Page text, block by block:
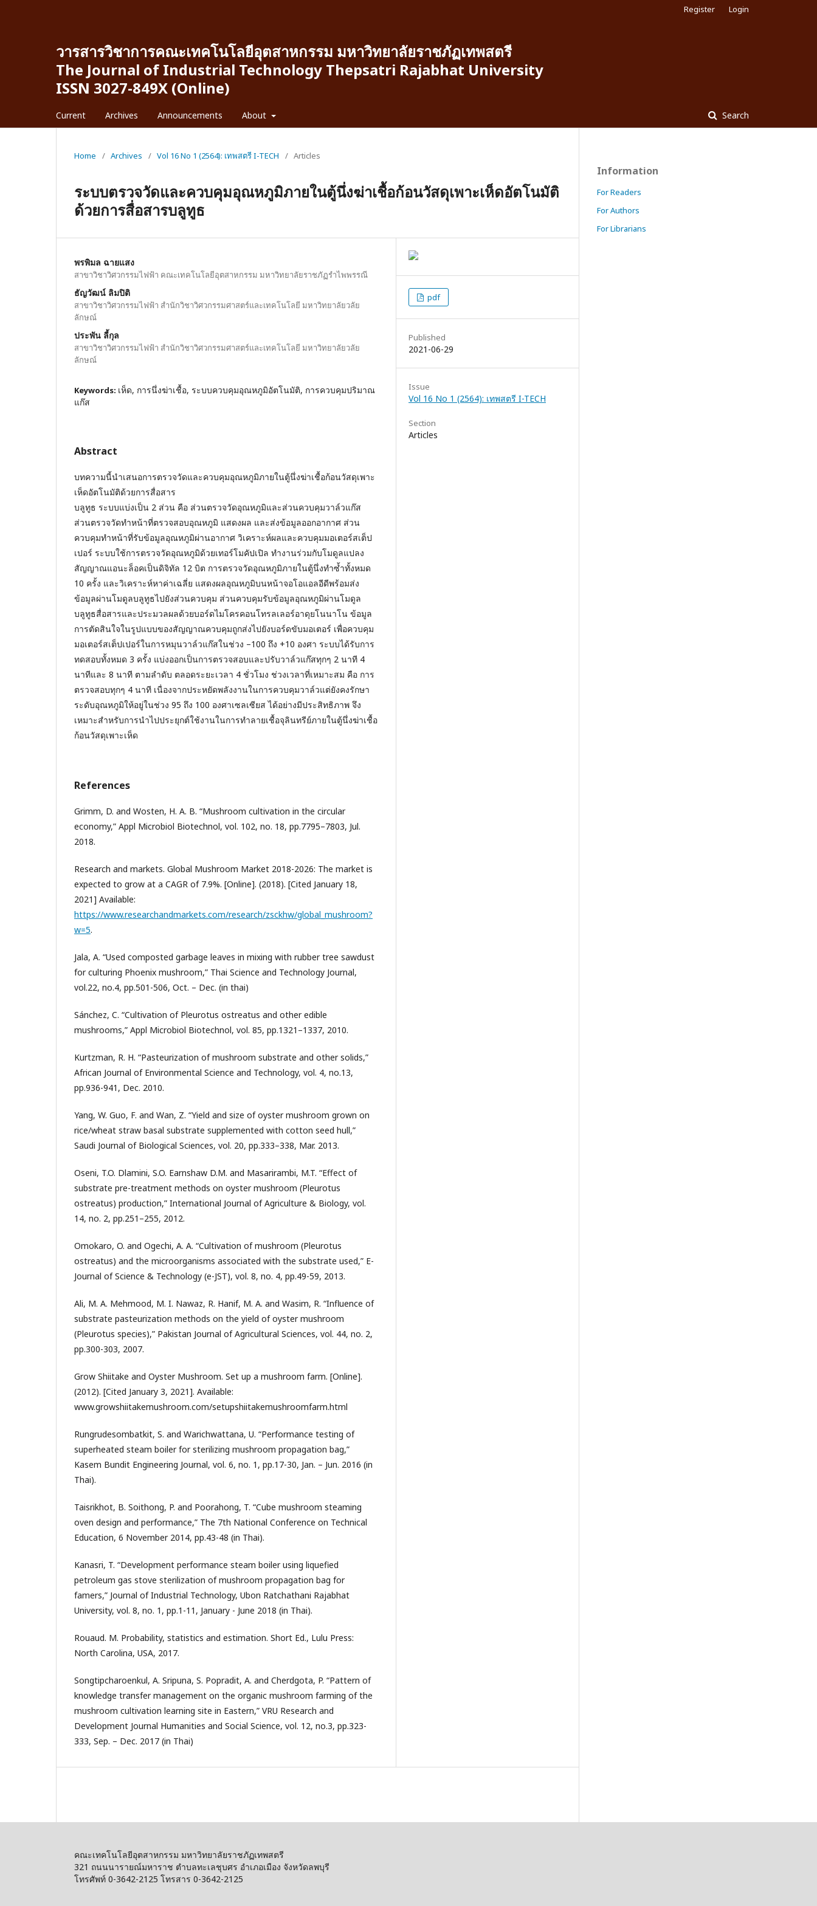
วารสารวิชาการคณะเทคโนโลยีอุตสาหกรรม มหาวิทยาลัยราชภัฏเทพสตรี
The Journal of Industrial Technology Thepsatri Rajabhat University
ISSN 3027-849X (Online)
Current Archives Announcements About Search
Register Login
Home / Archives / Vol 16 No 1 (2564): เทพสตรี I-TECH / Articles
ระบบตรวจวัดและควบคุมอุณหภูมิภายในตู้นึ่งฆ่าเชื้อก้อนวัสดุเพาะเห็ดอัตโนมัติ
ด้วยการสื่อสารบลูทูธ
พรพิมล ฉายแสง
สาขาวิชาวิศวกรรมไฟฟ้า คณะเทคโนโลยีอุตสาหกรรม มหาวิทยาลัยราชภัฏรําไพพรรณี
ธัญวัฒน์ ลิมปิติ
สาขาวิชาวิศวกรรมไฟฟ้า สํานักวิชาวิศวกรรมศาสตร์และเทคโนโลยี มหาวิทยาลัยวลัย
ลักษณ์
ประพัน ลี้กุล
สาขาวิชาวิศวกรรมไฟฟ้า สํานักวิชาวิศวกรรมศาสตร์และเทคโนโลยี มหาวิทยาลัยวลัย
ลักษณ์
Keywords: เห็ด, การนึ่งฆ่าเชื้อ, ระบบควบคุมอุณหภูมิอัตโนมัติ, การควบคุมปริมาณ
แก๊ส
Abstract
บทความนี้นำเสนอการตรวจวัดและควบคุมอุณหภูมิภายในตู้นึ่งฆ่าเชื้อก้อนวัสดุเพาะ
เห็ดอัตโนมัติด้วยการสื่อสาร
บลูทูธ ระบบแบ่งเป็น 2 ส่วน คือ ส่วนตรวจวัดอุณหภูมิและส่วนควบคุมวาล์วแก๊ส
ส่วนตรวจวัดทำหน้าที่ตรวจสอบอุณหภูมิ แสดงผล และส่งข้อมูลออกอากาศ ส่วน
ควบคุมทำหน้าที่รับข้อมูลอุณหภูมิผ่านอากาศ วิเคราะห์ผลและควบคุมมอเตอร์สเต็ป
เปอร์ ระบบใช้การตรวจวัดอุณหภูมิด้วยเทอร์โมคัปเปิล ทำงานร่วมกับโมดูลแปลง
สัญญาณแอนะล็อคเป็นดิจิทัล 12 บิต การตรวจวัดอุณหภูมิภายในตู้นึ่งทำซ้ำทั้งหมด
10 ครั้ง และวิเคราะห์หาค่าเฉลี่ย แสดงผลอุณหภูมิบนหน้าจอโอแอลอีดีพร้อมส่ง
ข้อมูลผ่านโมดูลบลูทูธไปยังส่วนควบคุม ส่วนควบคุมรับข้อมูลอุณหภูมิผ่านโมดูล
บลูทูธสื่อสารและประมวลผลด้วยบอร์ดไมโครคอนโทรลเลอร์อาดุยโนนาโน ข้อมูล
การตัดสินใจในรูปแบบของสัญญาณควบคุมถูกส่งไปยังบอร์ดขับมอเตอร์ เพื่อควบคุม
มอเตอร์สเต็ปเปอร์ในการหมุนวาล์วแก๊สในช่วง –100 ถึง +10 องศา ระบบได้รับการ
ทดสอบทั้งหมด 3 ครั้ง แบ่งออกเป็นการตรวจสอบและปรับวาล์วแก๊สทุกๆ 2 นาที 4
นาทีและ 8 นาที ตามลำดับ ตลอดระยะเวลา 4 ชั่วโมง ช่วงเวลาที่เหมาะสม คือ การ
ตรวจสอบทุกๆ 4 นาที เนื่องจากประหยัดพลังงานในการควบคุมวาล์วแต่ยังคงรักษา
ระดับอุณหภูมิให้อยู่ในช่วง 95 ถึง 100 องศาเซลเซียส ได้อย่างมีประสิทธิภาพ จึง
เหมาะสำหรับการนำไปประยุกต์ใช้งานในการทำลายเชื้อจุลินทรีย์ภายในตู้นึ่งฆ่าเชื้อ
ก้อนวัสดุเพาะเห็ด
References
Grimm, D. and Wosten, H. A. B. “Mushroom cultivation in the circular
economy,” Appl Microbiol Biotechnol, vol. 102, no. 18, pp.7795–7803, Jul.
2018.
Research and markets. Global Mushroom Market 2018-2026: The market is
expected to grow at a CAGR of 7.9%. [Online]. (2018). [Cited January 18,
2021] Available:
https://www.researchandmarkets.com/research/zsckhw/global_mushroom?
w=5.
Jala, A. “Used composted garbage leaves in mixing with rubber tree sawdust
for culturing Phoenix mushroom,” Thai Science and Technology Journal,
vol.22, no.4, pp.501-506, Oct. – Dec. (in thai)
Sánchez, C. “Cultivation of Pleurotus ostreatus and other edible
mushrooms,” Appl Microbiol Biotechnol, vol. 85, pp.1321–1337, 2010.
Kurtzman, R. H. “Pasteurization of mushroom substrate and other solids,”
African Journal of Environmental Science and Technology, vol. 4, no.13,
pp.936-941, Dec. 2010.
Yang, W. Guo, F. and Wan, Z. “Yield and size of oyster mushroom grown on
rice/wheat straw basal substrate supplemented with cotton seed hull,”
Saudi Journal of Biological Sciences, vol. 20, pp.333–338, Mar. 2013.
Oseni, T.O. Dlamini, S.O. Earnshaw D.M. and Masarirambi, M.T. “Effect of
substrate pre-treatment methods on oyster mushroom (Pleurotus
ostreatus) production,” International Journal of Agriculture & Biology, vol.
14, no. 2, pp.251–255, 2012.
Omokaro, O. and Ogechi, A. A. “Cultivation of mushroom (Pleurotus
ostreatus) and the microorganisms associated with the substrate used,” E-
Journal of Science & Technology (e-JST), vol. 8, no. 4, pp.49-59, 2013.
Ali, M. A. Mehmood, M. I. Nawaz, R. Hanif, M. A. and Wasim, R. “Influence of
substrate pasteurization methods on the yield of oyster mushroom
(Pleurotus species),” Pakistan Journal of Agricultural Sciences, vol. 44, no. 2,
pp.300-303, 2007.
Grow Shiitake and Oyster Mushroom. Set up a mushroom farm. [Online].
(2012). [Cited January 3, 2021]. Available:
www.growshiitakemushroom.com/setupshiitakemushroomfarm.html
Rungrudesombatkit, S. and Warichwattana, U. “Performance testing of
superheated steam boiler for sterilizing mushroom propagation bag,”
Kasem Bundit Engineering Journal, vol. 6, no. 1, pp.17-30, Jan. – Jun. 2016 (in
Thai).
Taisrikhot, B. Soithong, P. and Poorahong, T. “Cube mushroom steaming
oven design and performance,” The 7th National Conference on Technical
Education, 6 November 2014, pp.43-48 (in Thai).
Kanasri, T. “Development performance steam boiler using liquefied
petroleum gas stove sterilization of mushroom propagation bag for
famers,” Journal of Industrial Technology, Ubon Ratchathani Rajabhat
University, vol. 8, no. 1, pp.1-11, January - June 2018 (in Thai).
Rouaud. M. Probability, statistics and estimation. Short Ed., Lulu Press:
North Carolina, USA, 2017.
Songtipcharoenkul, A. Sripuna, S. Popradit, A. and Cherdgota, P. “Pattern of
knowledge transfer management on the organic mushroom farming of the
mushroom cultivation learning site in Eastern,” VRU Research and
Development Journal Humanities and Social Science, vol. 12, no.3, pp.323-
333, Sep. – Dec. 2017 (in Thai)
pdf
Published
2021-06-29
Issue
Vol 16 No 1 (2564): เทพสตรี I-TECH
Section
Articles
Information
For Readers
For Authors
For Librarians
คณะเทคโนโลยีอุตสาหกรรม มหาวิทยาลัยราชภัฏเทพสตรี
321 ถนนนารายณ์มหาราช ตำบลทะเลชุบศร อำเภอเมือง จังหวัดลพบุรี
โทรศัพท์ 0-3642-2125 โทรสาร 0-3642-2125